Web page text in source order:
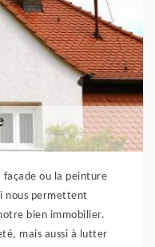
façade ou la peinture
nous permettent
bien immobilier.
mais aussi à lutter